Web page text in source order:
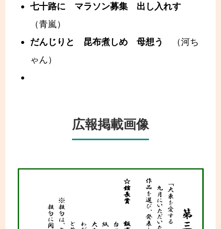
七十路に マラソン募集 出し入れす
（青嵐）
だんじりと 昆布煮しめ 母想う
（河ち
ゃん）
広報掲載画像